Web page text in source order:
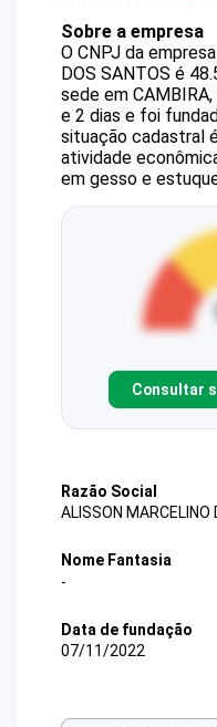
Sobre a empresa
O CNPJ da empresa
DOS SANTOS é
sede em
e 2 dias e foi
situação cadastral
atividade
em gesso e
Consultar
Razão Social
ALISSON MARCELINO
Nome Fantasia
-
Data de fundação
07/11/2022